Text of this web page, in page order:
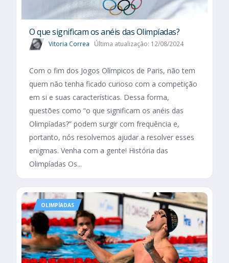
O que significam os anéis das Olimpíadas?
Vitoria Correa Última atualização: 12/08/2024
Com o fim dos Jogos Olímpicos de Paris, não tem
quem não tenha ficado curioso com a competição
em si e suas características. Dessa forma,
questões como “o que significam os anéis das
Olimpíadas?” podem surgir com frequência e,
portanto, nós resolvemos ajudar a resolver esses
enigmas. Venha com a gente! História das
Olimpíadas Os...
OLIMPÍADAS